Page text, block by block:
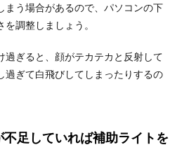
まう場合があるので、パソコンの下
調整しましょう。
過ぎると、顔がテカテカと反射して
過ぎて白飛びしてしまったりするの
足していれば補助ライトを